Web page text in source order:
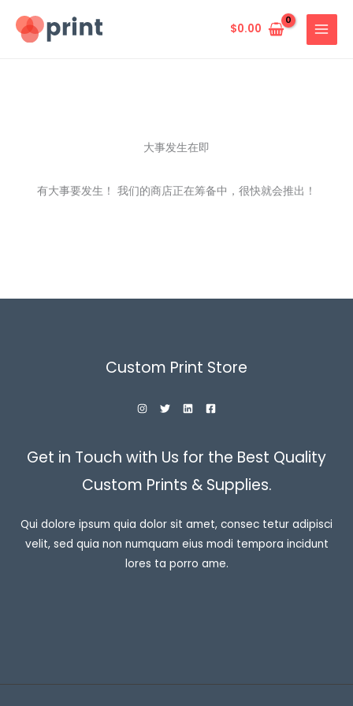
$0.00
大事发生在即
有大事要发生！ 我们的商店正在筹备中，很快就会推出！
Custom Print Store
Get in Touch with Us for the Best Quality
Custom Prints & Supplies.
Qui dolore ipsum quia dolor sit amet, consec tetur adipisci
velit, sed quia non numquam eius modi tempora incidunt
lores ta porro ame.